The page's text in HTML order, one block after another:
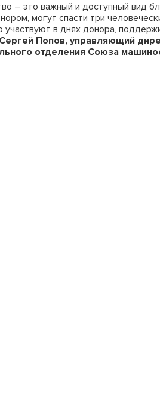
– это важный и доступный вид
могут спасти три
участвуют в днях донора,
Сергей Попов, управляющий
отделения Союза